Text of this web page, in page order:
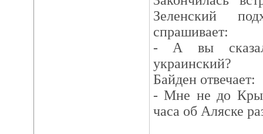
Зеленский
спрашивает:
- А вы
украинский?
Байден отвечает:
- Мне не до
часа об Аляске